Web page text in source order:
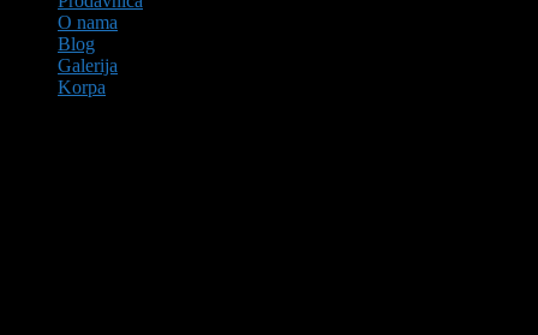
O nama
Blog
Galerija
Korpa